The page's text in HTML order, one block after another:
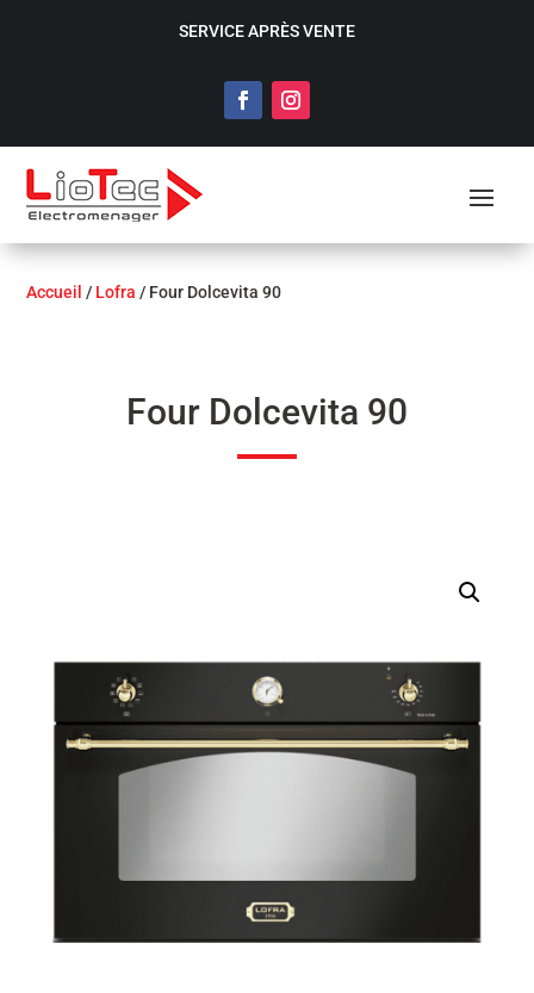
SERVICE APRÈS VENTE
Accueil / Lofra / Four Dolcevita 90
Four Dolcevita 90